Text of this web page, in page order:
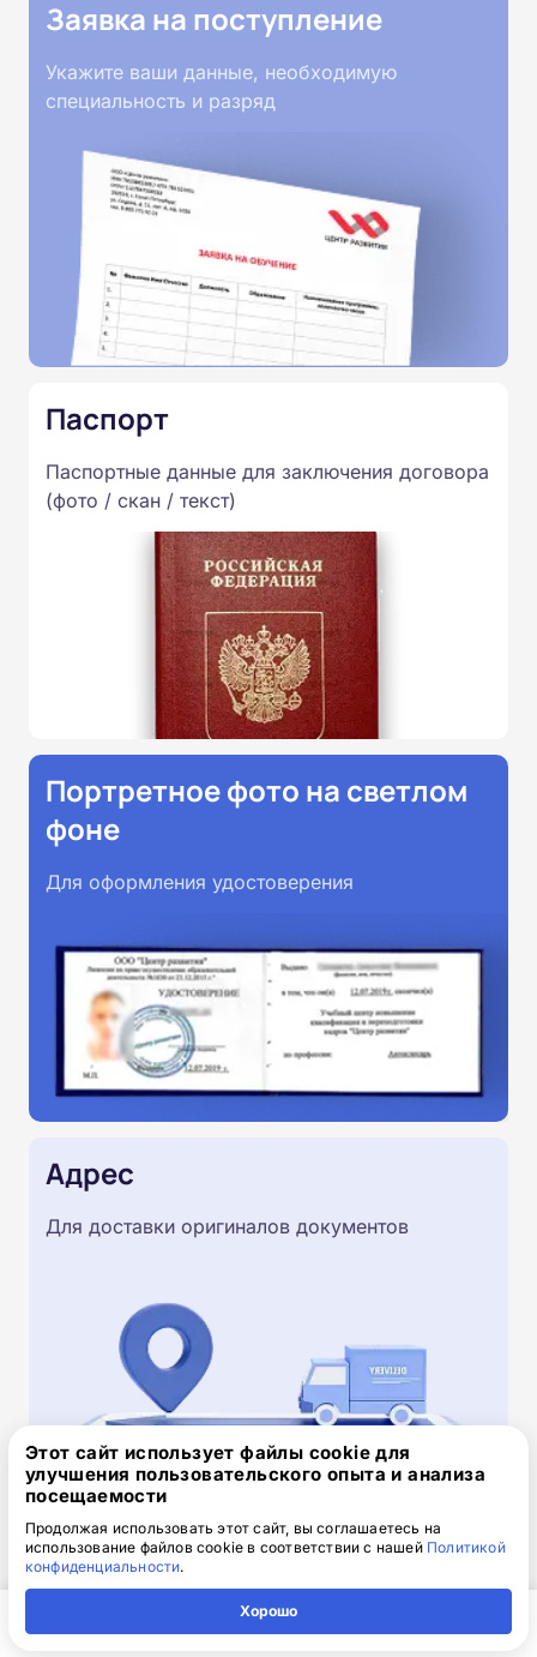
Заявка на поступление
Укажите ваши данные, необходимую
специальность и разряд
Паспорт
Паспортные данные для заключения договора
(фото / скан / текст)
Портретное фото на светлом
фоне
Для оформления удостоверения
Адрес
Для доставки оригиналов документов
Скачайте заявку на обучение
.doc, 32.52 Кб
Скачайте шаблон, заполните и отправьте по
электронной почтеinfo@1-academy.ru.
Этот сайт использует файлы cookie для
улучшения пользовательского опыта и анализа
посещаемости
Продолжая использовать этот сайт, вы соглашаетесь на
использование файлов cookie в соответствии с нашей Политикой
конфиденциальности.
Хорошо